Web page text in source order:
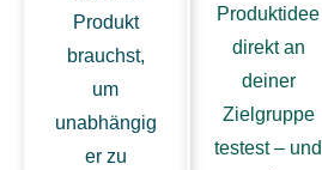
Produkt
brauchst,
um
unabhängig
er zu
Produktidee
direkt an
deiner
Zielgruppe
testest – und